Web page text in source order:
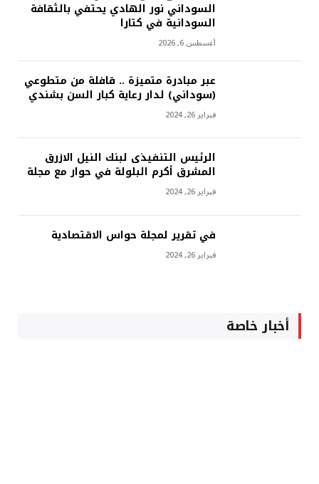
السوداني نور الهادي يحتفي بالثقافة
السودانية في كتارا
أغسطس 6, 2026
عبر مبادرة متميزة .. قافلة من متطوعي
(سوداني) لدار رعاية كبار السن بشندي
فبراير 26, 2024
الرئيس التنفيذى لبنك النيل الازرق
المشرق أكرم البلولة في حوار مع مجلة
فبراير 26, 2024
في تقرير لمجلة حواس الاقتصادية
فبراير 26, 2024
أخبار خاصة